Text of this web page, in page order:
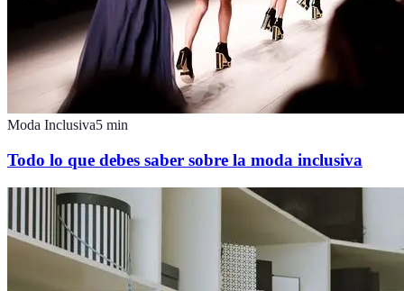
Moda Inclusiva5 min
Todo lo que debes saber sobre la moda inclusiva